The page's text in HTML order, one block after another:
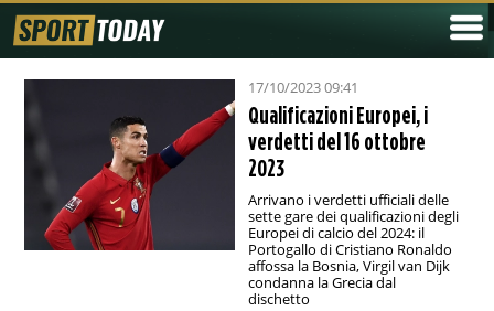
17/10/2023 09:41
Qualificazioni Europei, i
verdetti del 16 ottobre
2023
Arrivano i verdetti ufficiali delle
sette gare dei qualificazioni degli
Europei di calcio del 2024: il
Portogallo di Cristiano Ronaldo
affossa la Bosnia, Virgil van Dijk
condanna la Grecia dal
dischetto